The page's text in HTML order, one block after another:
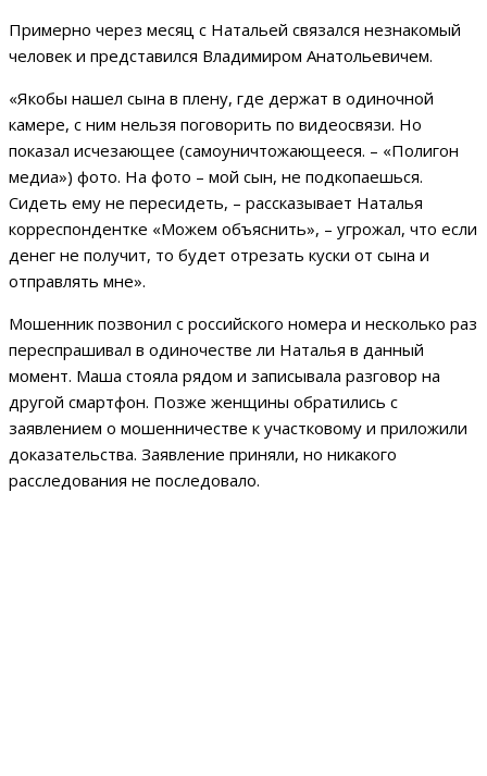
Примерно через месяц с Натальей связался незнакомый
человек и представился Владимиром Анатольевичем.
«Якобы нашел сына в плену, где держат в одиночной
камере, с ним нельзя поговорить по видеосвязи. Но
показал исчезающее (самоуничтожающееся. – «Полигон
медиа») фото. На фото – мой сын, не подкопаешься.
Сидеть ему не пересидеть, – рассказывает Наталья
корреспондентке «Можем объяснить», – угрожал, что если
денег не получит, то будет отрезать куски от сына и
отправлять мне».
Мошенник позвонил с российского номера и несколько раз
переспрашивал в одиночестве ли Наталья в данный
момент. Маша стояла рядом и записывала разговор на
другой смартфон. Позже женщины обратились с
заявлением о мошенничестве к участковому и приложили
доказательства. Заявление приняли, но никакого
расследования не последовало.